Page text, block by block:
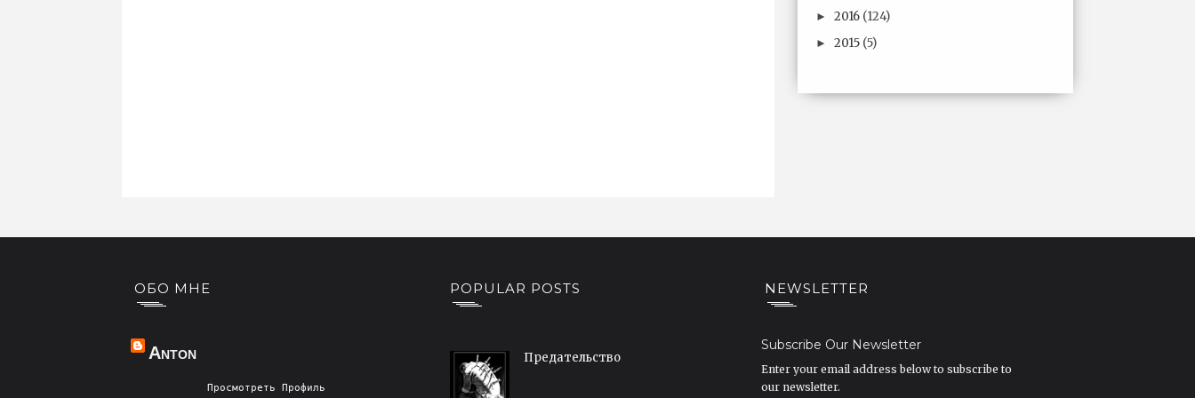
► 2016 (124)
► 2015 (5)
ОБО МНЕ
Anton
Просмотреть Профиль
POPULAR POSTS
Предательство
NEWSLETTER
Subscribe Our Newsletter
Enter your email address below to subscribe to
our newsletter.